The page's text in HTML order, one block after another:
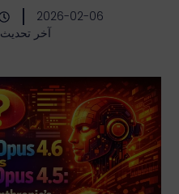
2026-02-06
آخر تحديث 2026-02-06